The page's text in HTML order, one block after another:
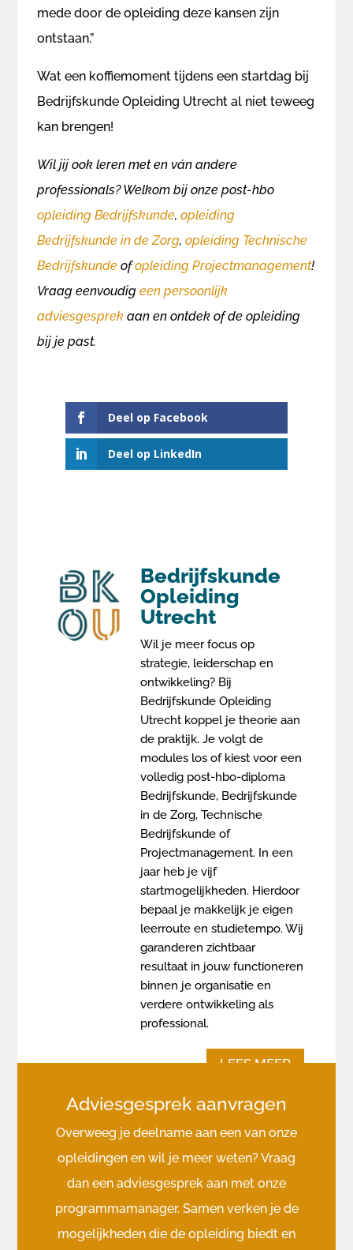
mede door de opleiding deze kansen zijn
ontstaan.”
Wat een koffiemoment tijdens een startdag bij
Bedrijfskunde Opleiding Utrecht al niet teweeg
kan brengen!
Wil jij ook leren met en ván andere
professionals? Welkom bij onze post-hbo
opleiding Bedrijfskunde,opleiding
Bedrijfskunde in de Zorg,opleiding Technische
Bedrijfskunde ofopleiding Projectmanagement!
Vraag eenvoudigeen persoonlijk
adviesgesprek aan en ontdek of de opleiding
bij je past.
Deel op Facebook
Deel op LinkedIn
Bedrijfskunde
Opleiding
Utrecht
Wil je meer focus op
strategie, leiderschap en
ontwikkeling? Bij
Bedrijfskunde Opleiding
Utrecht koppel je theorie aan
de praktijk. Je volgt de
modules los of kiest voor een
volledig post-hbo-diploma
Bedrijfskunde, Bedrijfskunde
in de Zorg, Technische
Bedrijfskunde of
Projectmanagement. In een
jaar heb je vijf
startmogelijkheden. Hierdoor
bepaal je makkelijk je eigen
leerroute en studietempo. Wij
garanderen zichtbaar
resultaat in jouw functioneren
binnen je organisatie en
verdere ontwikkeling als
professional.
LEES MEER
Adviesgesprek aanvragen
Overweeg je deelname aan een van onze
opleidingen en wil je meer weten? Vraag
dan een adviesgesprek aan met onze
programmamanager. Samen verken je de
mogelijkheden die de opleiding biedt en